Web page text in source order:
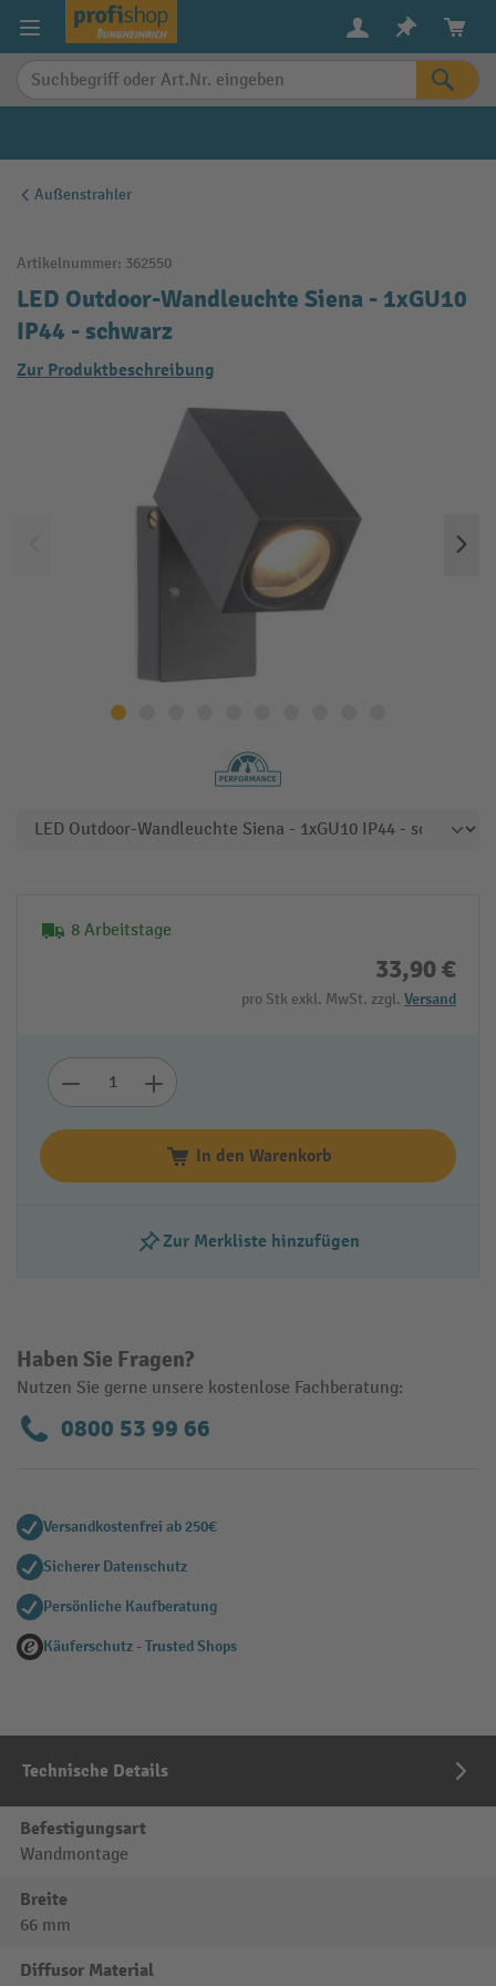
springen
Außenstrahler
Artikelnummer: 362550
LED Outdoor-Wandleuchte Siena - 1xGU10
IP44 - schwarz
Zur Produktbeschreibung
8 Arbeitstage
33,90 €
pro Stk exkl. MwSt. zzgl. Versand
In den Warenkorb
Zur Merkliste hinzufügen
Haben Sie Fragen?
Nutzen Sie gerne unsere kostenlose Fachberatung:
0800 53 99 66
Versandkostenfrei ab 250€
Sicherer Datenschutz
Persönliche Kaufberatung
Käuferschutz - Trusted Shops
Technische Details
Befestigungsart
Wandmontage
Breite
66 mm
Diffusor Material